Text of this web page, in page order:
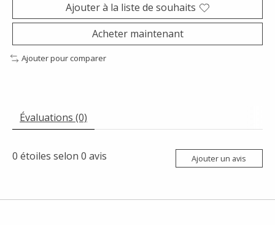
Ajouter à la liste de souhaits
Acheter maintenant
Ajouter pour comparer
Évaluations (0)
0 étoiles selon 0 avis Ajouter un avis